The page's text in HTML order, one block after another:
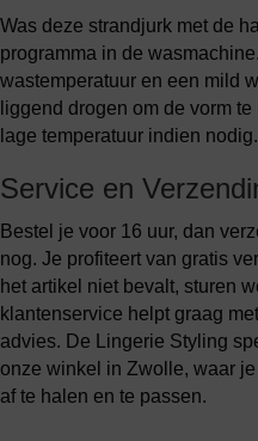
Was deze strandjurk met de
programma in de
wastemperatuur en een mild
liggend drogen om de vorm
lage temperatuur indien nodig.
Service en
Bestel je voor 16 uur, dan
nog. Je profiteert van gratis
het artikel niet bevalt, sturen
klantenservice helpt graag
advies. De Lingerie Styling
onze winkel in Zwolle, waar
af te halen en te passen.